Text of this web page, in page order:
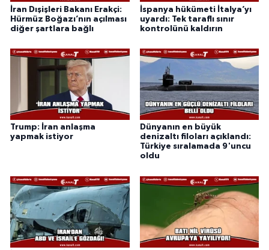
İran Dışişleri Bakanı Erakçi:
Hürmüz Boğazı’nın açılması
diğer şartlara bağlı
İspanya hükümeti İtalya’yı
uyardı: Tek taraflı sınır
kontrolünü kaldırın
Trump: İran anlaşma
yapmak istiyor
Dünyanın en büyük
denizaltı filoları açıklandı:
Türkiye sıralamada 9'uncu
oldu